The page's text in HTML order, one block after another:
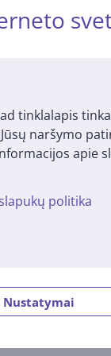
tinklalapis
naršymo
apie
politika
Nustatymai
€